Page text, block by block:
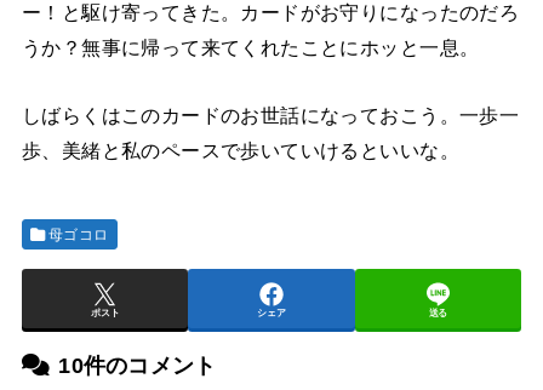
ー！と駆け寄ってきた。カードがお守りになったのだろ
うか？無事に帰って来てくれたことにホッと一息。
しばらくはこのカードのお世話になっておこう。一歩一
歩、美緒と私のペースで歩いていけるといいな。
母ゴコロ
ポスト シェア 送る
10件のコメント